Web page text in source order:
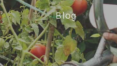
Blog